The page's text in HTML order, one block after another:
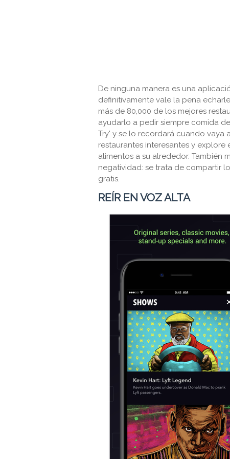
De ninguna manera es una
definitivamente vale la pena
más de 80,000 de los mejores
ayudarlo a pedir siempre comida
Try' y se lo recordará cuando vaya
restaurantes interesantes y
alimentos a su alrededor. También
negatividad: se trata de compartir
gratis.
REÍR EN VOZ ALTA